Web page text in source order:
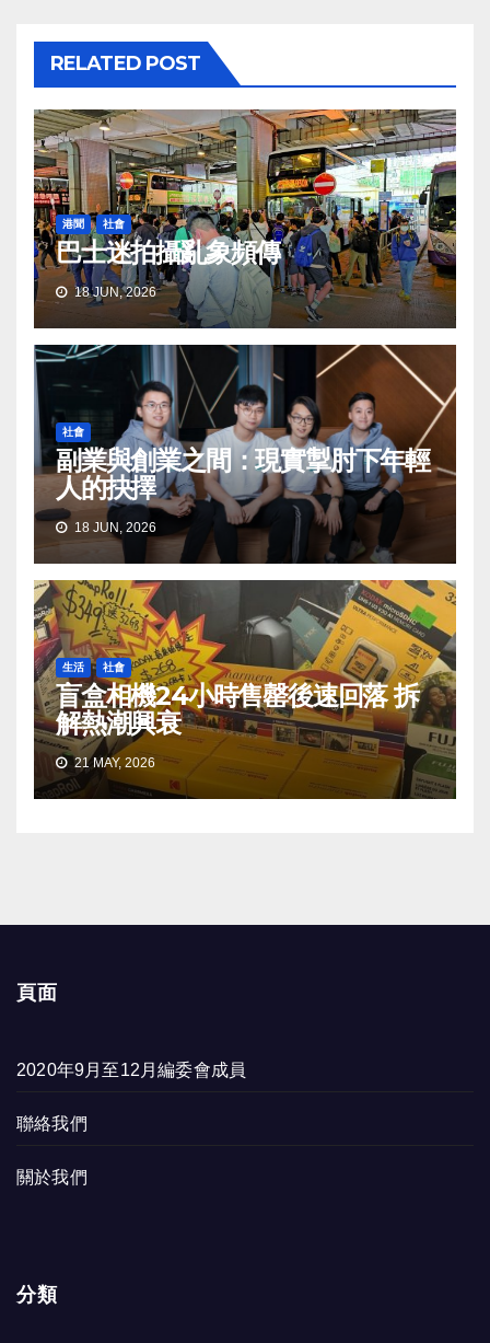
RELATED POST
港聞 社會
巴士迷拍攝亂象頻傳
18 JUN, 2026
社會
副業與創業之間：現實掣肘下年輕
人的抉擇
18 JUN, 2026
生活 社會
盲盒相機24小時售罄後速回落 拆
解熱潮興衰
21 MAY, 2026
頁面
2020年9月至12月編委會成員
聯絡我們
關於我們
分類